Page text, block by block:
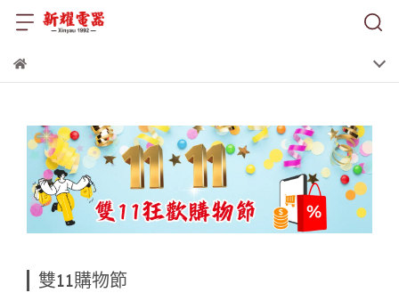
雙11購物節